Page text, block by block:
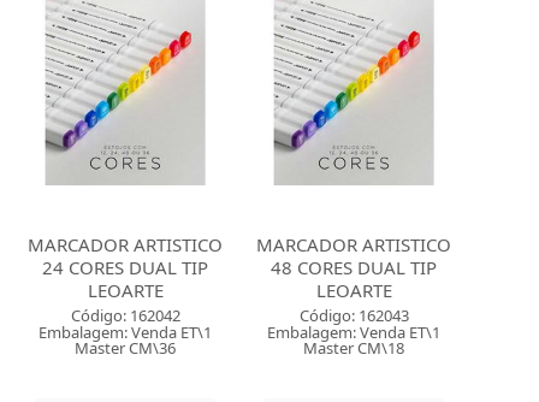
MARCADOR ARTISTICO
24 CORES DUAL TIP
LEOARTE
Código: 162042
Embalagem: Venda ET\1
Master CM\36
MARCADOR ARTISTICO
48 CORES DUAL TIP
LEOARTE
Código: 162043
Embalagem: Venda ET\1
Master CM\18